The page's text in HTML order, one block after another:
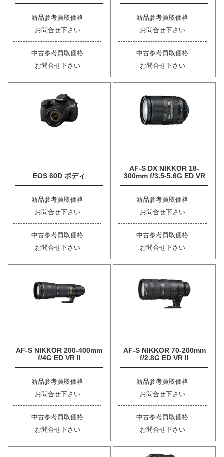
新品参考買取価格
お問合せ下さい
中古参考買取価格
お問合せ下さい
新品参考買取価格
お問合せ下さい
中古参考買取価格
お問合せ下さい
EOS 60D ボディ
新品参考買取価格
お問合せ下さい
中古参考買取価格
お問合せ下さい
AF-S DX NIKKOR 18-
300mm f/3.5-5.6G ED VR
新品参考買取価格
お問合せ下さい
中古参考買取価格
お問合せ下さい
AF-S NIKKOR 200-400mm
f/4G ED VR II
新品参考買取価格
お問合せ下さい
中古参考買取価格
お問合せ下さい
AF-S NIKKOR 70-200mm
f/2.8G ED VR II
新品参考買取価格
お問合せ下さい
中古参考買取価格
お問合せ下さい